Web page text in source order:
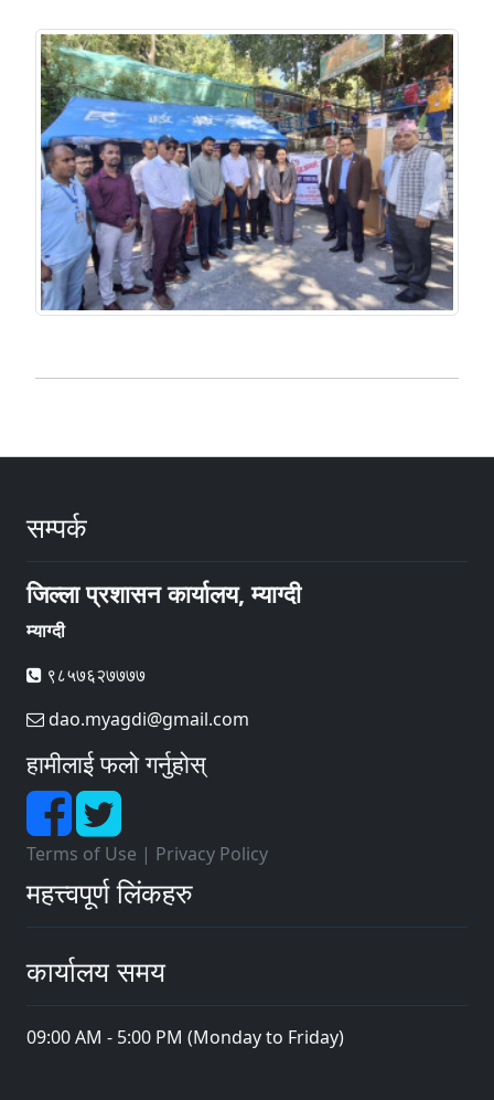
सम्पर्क
जिल्ला प्रशासन कार्यालय, म्याग्दी
म्याग्दी
९८५७६२७७७७
dao.myagdi@gmail.com
हामीलाई फलो गर्नुहोस्
Terms of Use | Privacy Policy
महत्त्वपूर्ण लिंकहरु
कार्यालय समय
09:00 AM - 5:00 PM (Monday to Friday)